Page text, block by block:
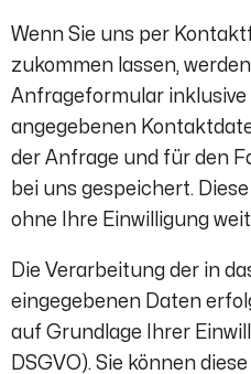
Wenn Sie uns per
zukommen lassen,
Anfrageformular inklusive
angegebenen
der Anfrage und für den
bei uns gespeichert.
ohne Ihre Einwilligung
Die Verarbeitung der in
eingegebenen Daten
auf Grundlage Ihrer
DSGVO). Sie können